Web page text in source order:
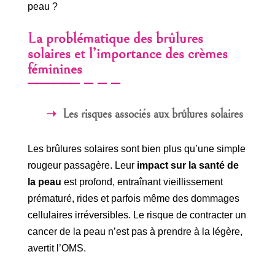
peau ?
La problématique des brûlures
solaires et l’importance des crèmes
féminines
Les risques associés aux brûlures solaires
Les brûlures solaires sont bien plus qu’une simple
rougeur passagère. Leur impact sur la santé de
la peau est profond, entraînant vieillissement
prématuré, rides et parfois même des dommages
cellulaires irréversibles. Le risque de contracter un
cancer de la peau n’est pas à prendre à la légère,
avertit l’OMS.